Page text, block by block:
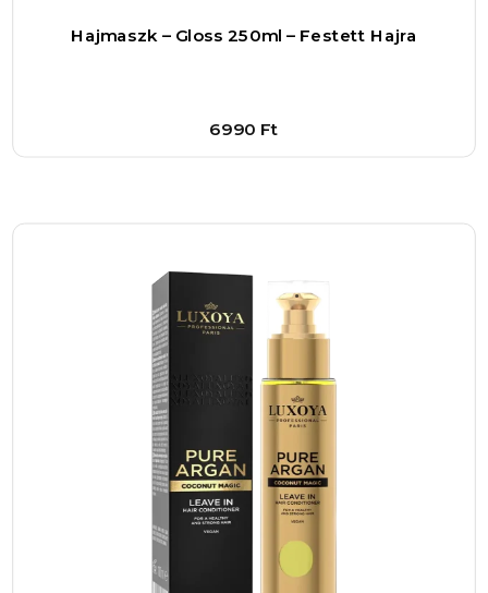
számodra.
Hajmaszk – Gloss 250ml – Festett Hajra
6990 Ft